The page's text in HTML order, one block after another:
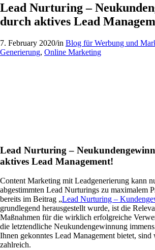
Lead Nurturing –
durch aktives Lead
7. February 2020/in Blog für Werbung und
Generierung, Online Marketing
Lead Nurturing –
aktives Lead Management!
Content Marketing mit Leadgenerierung kann
abgestimmten Lead Nurturings zu maximalem
bereits im Beitrag „Lead Nurturing –
grundlegend herausgestellt wurde, ist die
Maßnahmen für die wirklich erfolgreiche
die letztendliche Neukundengewinnung
Ihnen gekonntes Lead Management bietet, sind
zahlreich.